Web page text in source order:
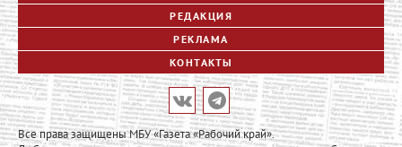
РЕДАКЦИЯ
РЕКЛАМА
КОНТАКТЫ
Все права защищены МБУ «Газета «Рабочий край».